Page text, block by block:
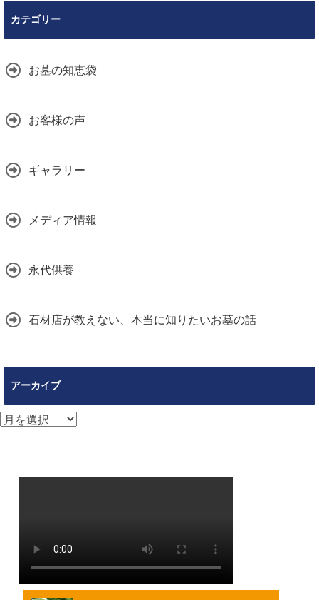
カテゴリー
お墓の知恵袋
お客様の声
ギャラリー
メディア情報
永代供養
石材店が教えない、本当に知りたいお墓の話
アーカイブ
ア